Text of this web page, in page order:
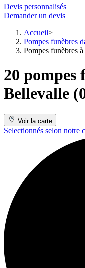
Devis personnalisés
Demander un devis
Accueil
Pompes funèbres
Pompes funèbres
20 pompes
Bellevalle
Voir la carte
Selectionnés selon notre